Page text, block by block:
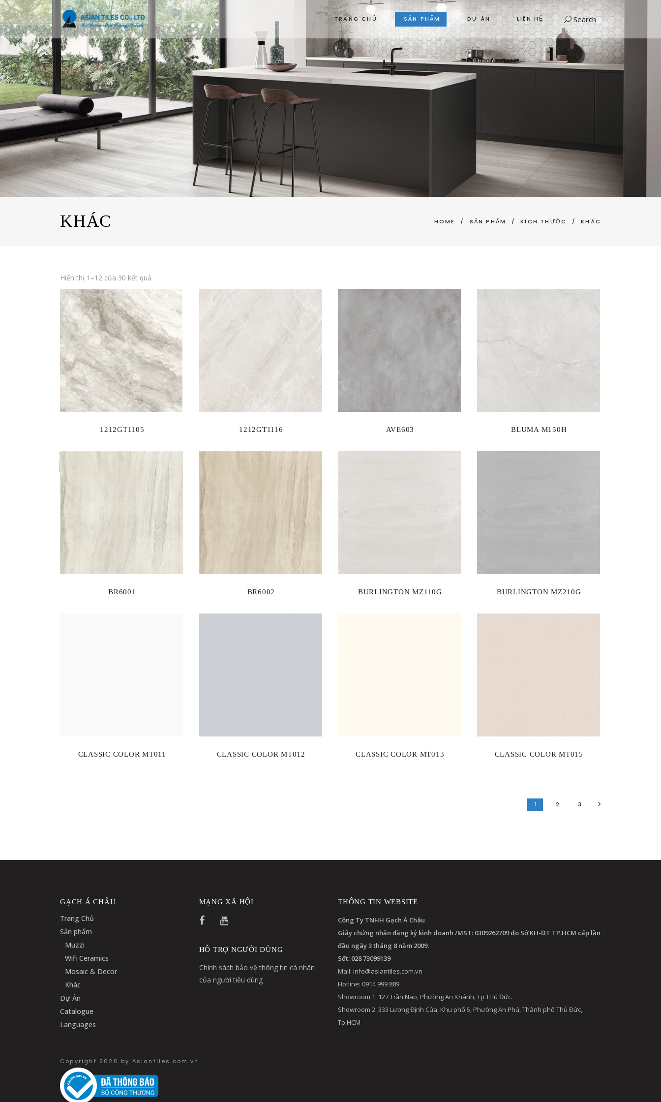
TRANG CHỦ SẢN PHẨM DỰ ÁN LIÊN HỆ Search
KHÁC HOME / SẢN PHẨM /KÍCH THƯỚC /KHÁC
Hiển thị 1–12 của 30 kết quả
1212GT1105 1212GT1116 AVE603 BLUMA M150H
BR6001 BR6002 BURLINGTON MZ110G BURLINGTON MZ210G
CLASSIC COLOR MT011 CLASSIC COLOR MT012 CLASSIC COLOR MT013 CLASSIC COLOR MT015
1 2 3
GẠCH Á CHÂU
Trang Chủ
Sản phẩm
Muzzi
Wifi Ceramics
Mosaic & Decor
Khác
Dự Án
Catalogue
Languages
MẠNG XÃ HỘI
HỖ TRỢ NGƯỜI DÙNG
Chính sách bảo vệ thông tin cá nhân
của người tiêu dùng
THÔNG TIN WEBSITE
Công Ty TNHH Gạch Á Châu
Giấy chứng nhận đăng ký kinh doanh /MST: 0309262709 do Sở KH-ĐT TP.HCM cấp lần
đầu ngày 3 tháng 8 năm 2009.
Sđt: 028 73099139
Mail: info@asiantiles.com.vn
Hotline: 0914 999 889
Showroom 1: 127 Trần Não, Phường An Khánh, Tp THủ Đức.
Showroom 2: 333 Lương Định Của, Khu phố 5, Phường An Phú, Thành phố Thủ Đức,
Tp.HCM
Copyright 2020 by Asiantiles.com.vn